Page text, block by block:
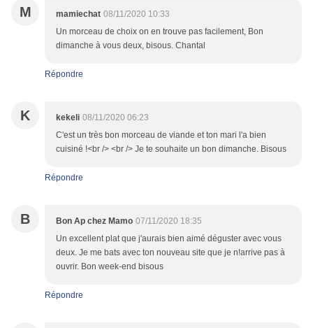
M mamiechat 08/11/2020 10:33
Un morceau de choix on en trouve pas facilement, Bon
dimanche à vous deux, bisous. Chantal
Répondre
K kekeli 08/11/2020 06:23
C'est un très bon morceau de viande et ton mari l'a bien
cuisiné !<br /> <br /> Je te souhaite un bon dimanche. Bisous
Répondre
B Bon Ap chez Mamo 07/11/2020 18:35
Un excellent plat que j'aurais bien aimé déguster avec vous
deux. Je me bats avec ton nouveau site que je n!arrive pas à
ouvrir. Bon week-end bisous
Répondre